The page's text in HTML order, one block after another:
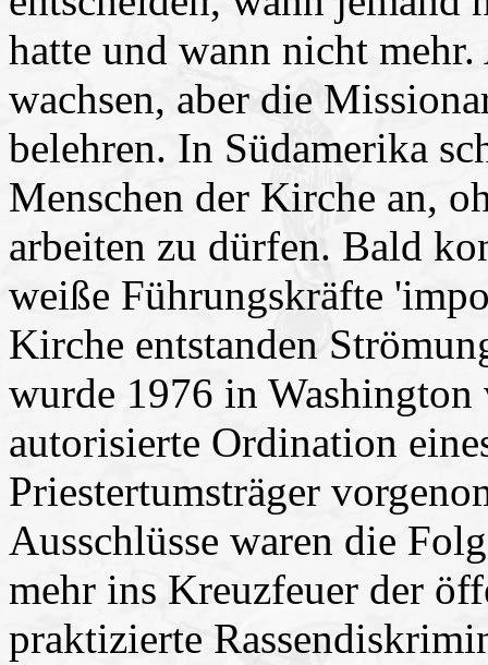
hatte und wann nicht
wachsen, aber die
belehren. In Südamerika
Menschen der Kirche an,
arbeiten zu dürfen. Bald
weiße Führungskräfte
Kirche entstanden
wurde 1976 in Washington
autorisierte Ordination
Priestertumsträger
Ausschlüsse waren die
mehr ins Kreuzfeuer der
praktizierte